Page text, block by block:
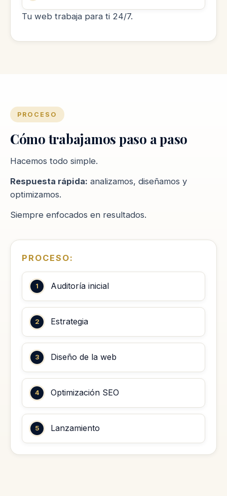
Tu web trabaja para ti 24/7.
PROCESO:
Auditoría inicial
Estrategia
Diseño de la web
Optimización SEO
Lanzamiento
PROCESO
Cómo trabajamos paso a paso
Hacemos todo simple.
Respuesta rápida: analizamos, diseñamos y
optimizamos.
Siempre enfocados en resultados.